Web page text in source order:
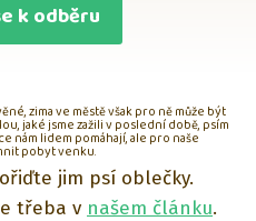
k odběru
zima ve městě však pro ně může být
jaké jsme zažili v poslední době, psím
nám lidem pomáhají, ale pro naše
pobyt venku.
jim psí oblečky.
třeba v našem článku.